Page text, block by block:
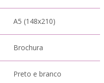
A5 (148x210)
Brochura
Preto e branco